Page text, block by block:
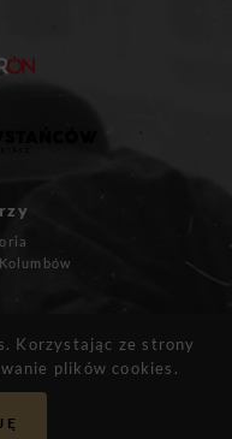
Korzystając ze strony
plików cookies.